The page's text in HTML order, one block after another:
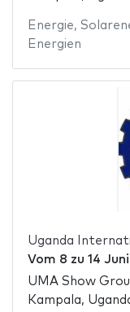
Energie,
Energien
Uganda
Vom 8 zu 14
UMA Show
Kampala,